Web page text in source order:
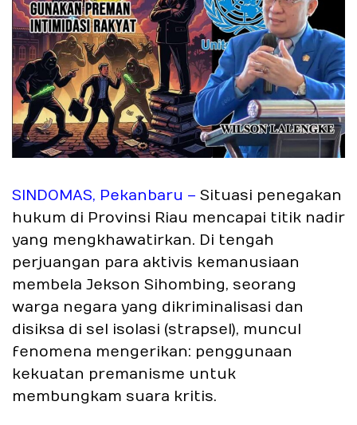
SINDOMAS, Pekanbaru – Situasi penegakan
hukum di Provinsi Riau mencapai titik nadir
yang mengkhawatirkan. Di tengah
perjuangan para aktivis kemanusiaan
membela Jekson Sihombing, seorang
warga negara yang dikriminalisasi dan
disiksa di sel isolasi (strapsel), muncul
fenomena mengerikan: penggunaan
kekuatan premanisme untuk
membungkam suara kritis.